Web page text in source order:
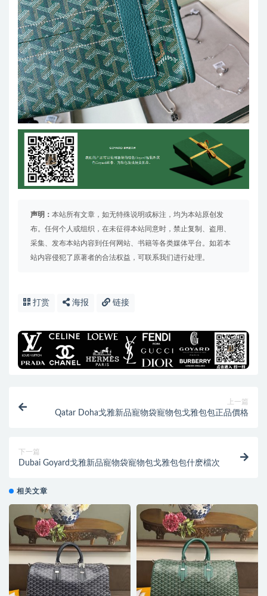
声明： 本站所有文章，如无特殊说明或标注，均为本站原创发
布。任何个人或组织，在未征得本站同意时，禁止复制、盗用、
采集、发布本站内容到任何网站、书籍等各类媒体平台。如若本
站内容侵犯了原著者的合法权益，可联系我们进行处理。
打赏 海报 链接
上一篇
Qatar Doha戈雅新品寵物袋寵物包戈雅包包正品價格
下一篇
Dubai Goyard戈雅新品寵物袋寵物包戈雅包包什麽檔次
相关文章